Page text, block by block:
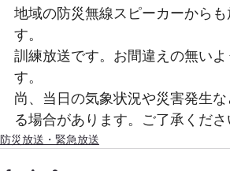
地域の防災無線スピーカーからも
す。
訓練放送です。お間違えの無いよ
す。
尚、当日の気象状況や災害発生
る場合があります。ご了承くださ
防災放送・緊急放送